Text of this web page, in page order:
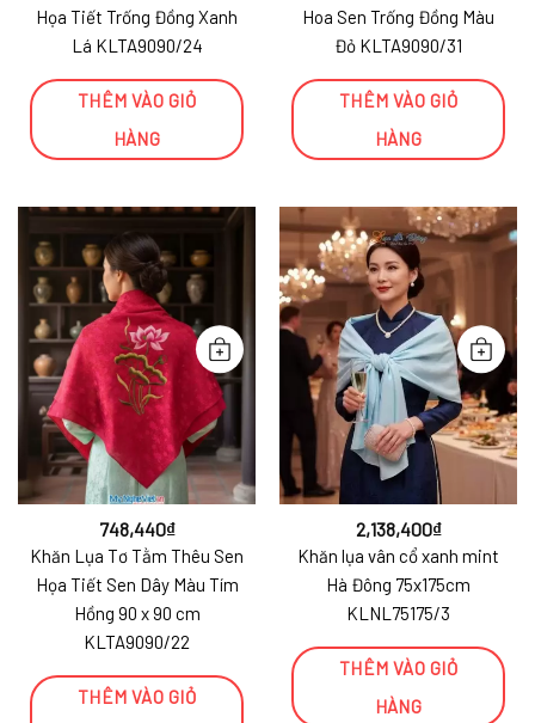
Họa Tiết Trống Đồng Xanh
Lá KLTA9090/24
THÊM VÀO GIỎ
HÀNG
Hoa Sen Trống Đồng Màu
Đỏ KLTA9090/31
THÊM VÀO GIỎ
HÀNG
748,440₫
Khăn Lụa Tơ Tằm Thêu Sen
Họa Tiết Sen Dây Màu Tím
Hồng 90 x 90 cm
KLTA9090/22
THÊM VÀO GIỎ
2,138,400₫
Khăn lụa vân cổ xanh mint
Hà Đông 75x175cm
KLNL75175/3
THÊM VÀO GIỎ
HÀNG